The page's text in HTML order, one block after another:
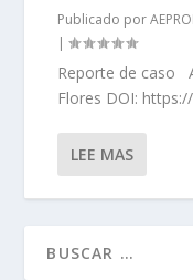
Publicado por
|
Reporte de caso
Flores DOI:
LEE MAS